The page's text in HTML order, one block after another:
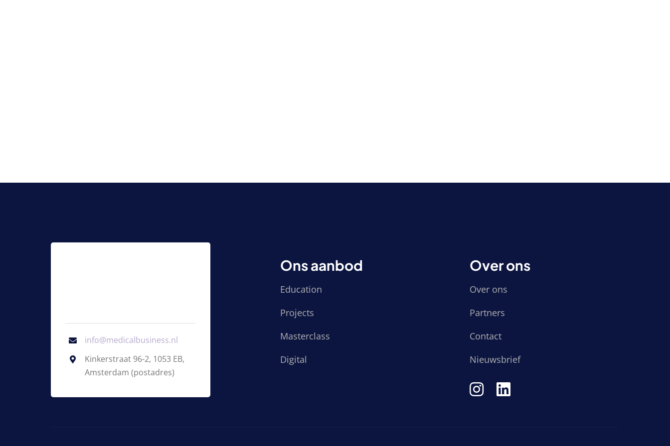
info@medicalbusiness.nl
Kinkerstraat 96-2, 1053 EB,
Amsterdam (postadres)
Ons aanbod
Education
Projects
Masterclass
Digital
Over ons
Over ons
Partners
Contact
Nieuwsbrief